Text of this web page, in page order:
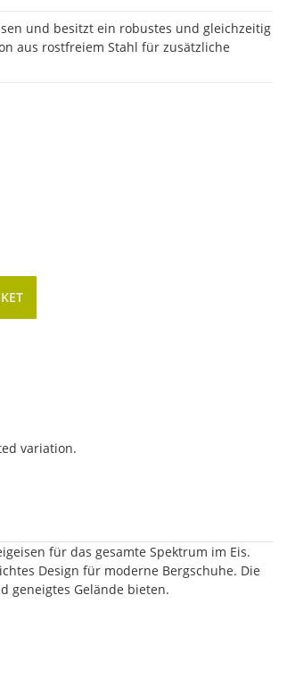
und besitzt ein robustes und gleichzeitig
aus rostfreiem Stahl für zusätzliche
variation.
für das gesamte Spektrum im Eis.
Design für moderne Bergschuhe. Die
geneigtes Gelände bieten.